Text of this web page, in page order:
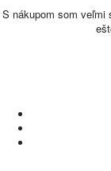
S nákupom som veľmi